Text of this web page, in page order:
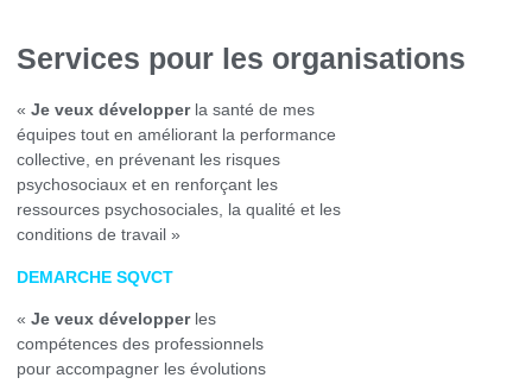
Services pour les organisations
« Je veux développerla santé de mes
équipes tout en améliorant la performance
collective, en prévenant les risques
psychosociaux et en renforçant les
ressources psychosociales, la qualité et les
conditions de travail »
DEMARCHE SQVCT
« Je veux développer les
compétences des professionnels
pour accompagner les évolutions